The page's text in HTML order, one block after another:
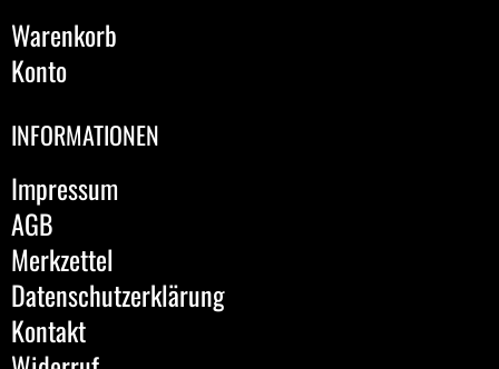
Warenkorb
Konto
INFORMATIONEN
Impressum
AGB
Merkzettel
Datenschutzerklärung
Kontakt